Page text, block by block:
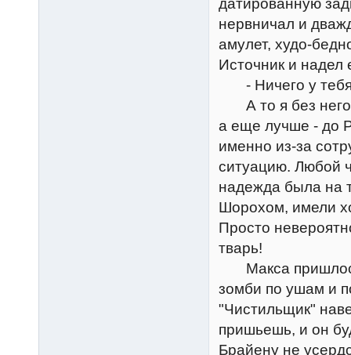
датированную
нервничал и
амулет, худо-
Источник и надел
- Ничего у тебя
А то я без него
а еще лучше - до
именно из-за
ситуацию. Любой
надежда была на
Шорохом, имели
Просто
тварь!
Макса пришлось
зомби по ушам и
"Чистильщик"
пришьешь, и он
Брайену не